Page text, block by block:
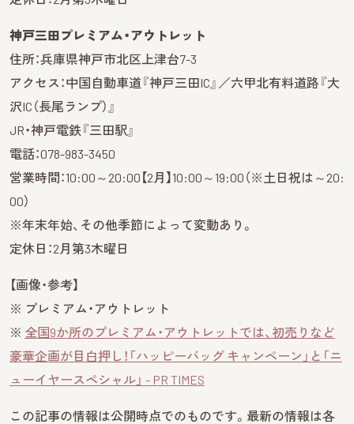
神戸三田プレミアム・アウトレット
住所：兵庫県神戸市北区上津台7-3
アクセス：中国自動車道『神戸三田IC』／六甲北有料道路『大
沢IC（長尾ランプ）』
JR・神戸電鉄『三田駅』
電話：078-983-3450
営業時間：10:00～20:00【2月】10:00～19:00（※土日祝は～20:
00）
※年末年始、その他季節によって変動あり。
定休日：2月第3木曜日
【画像・参考】
※ プレミアム・アウトレット
※ 全国9か所のプレミアム・アウトレットでは、初売りなど
豪華企画が目白押し！「ハッピーバッグ キャンペーン」と「ニ
ューイヤースペシャル」 - PR TIMES
この記事の情報は公開時点でのものです。最新の情報は各